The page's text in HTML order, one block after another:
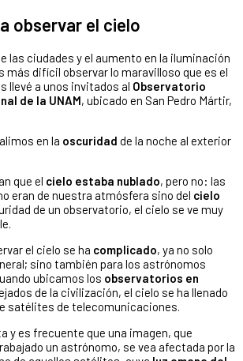
observar el cielo
las ciudades y el aumento en la iluminación
más difícil observar lo maravilloso que es el
llevé a unos invitados al Observatorio
de la UNAM, ubicado en San Pedro Mártir,
en la oscuridad de la noche al exterior
que el cielo estaba nublado, pero no: las
eran de nuestra atmósfera sino del cielo
de un observatorio, el cielo se ve muy
el cielo se ha complicado, ya no solo
sino también para los astrónomos
ubicamos los observatorios en
de la civilización, el cielo se ha llenado
satélites de telecomunicaciones.
y es frecuente que una imagen, que
un astrónomo, se vea afectada por la